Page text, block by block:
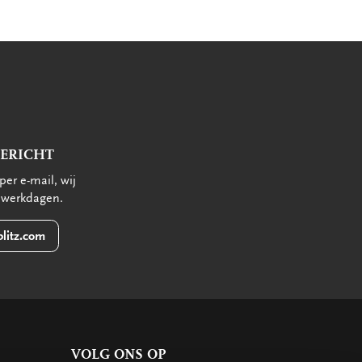
e-mail, wij
VOLG ONS OP